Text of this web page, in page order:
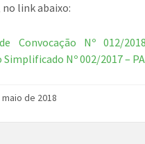
no link abaixo:
Convocação Nº 012/
Nº 002/2017 –
maio de 2018